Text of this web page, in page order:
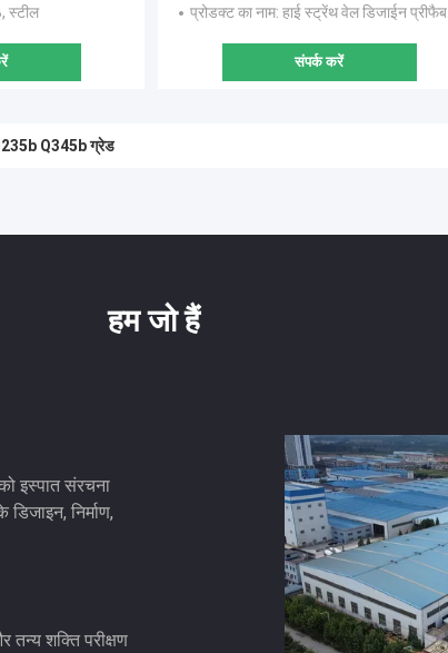
स्टील
प्रोडक्ट का नाम: हाई स्ट्रेंथ वेल डिजाईन प्रीफैब मेटल स्ट्रक्चर बिल्डिंग वर्कशॉप
संपर्क करें
हम जो हैं
इस्पात संरचना
निर्माण,
तन्य शक्ति परीक्षण